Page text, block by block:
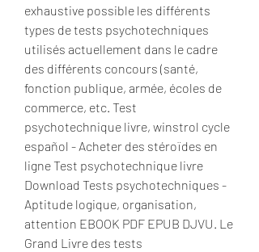
exhaustive possible les différents
types de tests psychotechniques
utilisés actuellement dans le cadre
des différents concours (santé,
fonction publique, armée, écoles de
commerce, etc. Test
psychotechnique livre, winstrol cycle
español - Acheter des stéroïdes en
ligne Test psychotechnique livre
Download Tests psychotechniques -
Aptitude logique, organisation,
attention EBOOK PDF EPUB DJVU. Le
Grand Livre des tests